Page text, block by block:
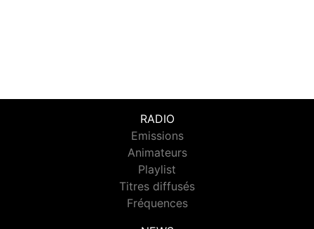
RADIO
Emissions
Animateurs
Playlist
Titres diffusés
Fréquences